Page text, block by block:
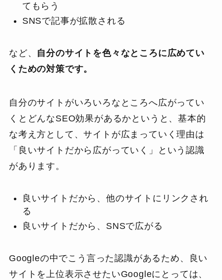
てもらう
SNSで記事が拡散される
など、 自分のサイトを色々なところに広めてい
くための対策です。
自分のサイトがいろいろなところへ広がってい
くとどんなSEO効果があるかというと、基本的
な考え方として、サイトが広まっていく理由は
「良いサイトだから広がっていく」という認識
があります。
良いサイトだから、他のサイトにリンクされ
る
良いサイトだから、SNSで広がる
Googleの中でこう言った認識があるため、良い
サイトを上位表示させたいGoogleにとっては、